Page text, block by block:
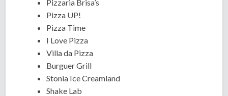
Pizzaria Brisa’s
Pizza UP!
Pizza Time
I Love Pizza
Villa da Pizza
Burguer Grill
Stonia Ice Creamland
Shake Lab